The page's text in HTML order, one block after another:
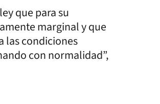
que para su
marginal y que
las condiciones
con normalidad”,